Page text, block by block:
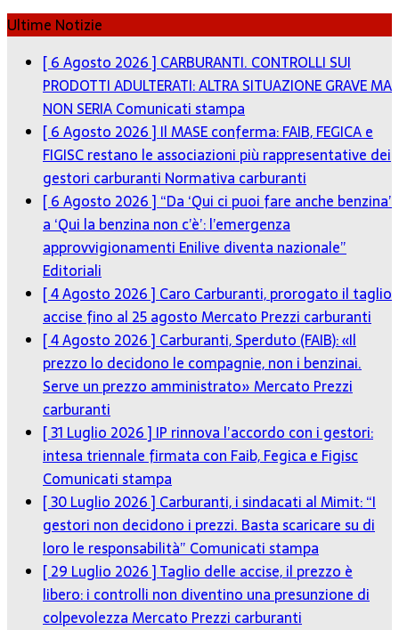
Ultime Notizie
[ 6 Agosto 2026 ] CARBURANTI. CONTROLLI SUI
PRODOTTI ADULTERATI: ALTRA SITUAZIONE GRAVE MA
NON SERIAComunicati stampa
[ 6 Agosto 2026 ] Il MASE conferma: FAIB, FEGICA e
FIGISC restano le associazioni più rappresentative dei
gestori carburanti Normativa carburanti
[ 6 Agosto 2026 ] “Da ‘Qui ci puoi fare anche benzina’
a ‘Qui la benzina non c’è’: l’emergenza
approvvigionamenti Enilive diventa nazionale”
Editoriali
[ 4 Agosto 2026 ] Caro Carburanti, prorogato il taglio
accise fino al 25 agostoMercato Prezzi carburanti
[ 4 Agosto 2026 ] Carburanti, Sperduto (FAIB): «Il
prezzo lo decidono le compagnie, non i benzinai.
Serve un prezzo amministrato»Mercato Prezzi
carburanti
[ 31 Luglio 2026 ] IP rinnova l’accordo con i gestori:
intesa triennale firmata con Faib, Fegica e Figisc
Comunicati stampa
[ 30 Luglio 2026 ] Carburanti, i sindacati al Mimit: “I
gestori non decidono i prezzi. Basta scaricare su di
loro le responsabilità” Comunicati stampa
[ 29 Luglio 2026 ]Taglio delle accise, il prezzo è
libero: i controlli non diventino una presunzione di
colpevolezzaMercato Prezzi carburanti